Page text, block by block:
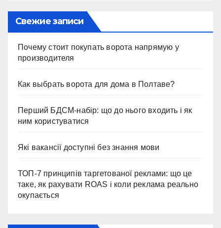
Свежие записи
Почему стоит покупать ворота напрямую у
производителя
Как выбрать ворота для дома в Полтаве?
Перший БДСМ-набір: що до нього входить і як
ним користуватися
Які вакансії доступні без знання мови
ТОП-7 принципів таргетованої реклами: що це
таке, як рахувати ROAS і коли реклама реально
окупається